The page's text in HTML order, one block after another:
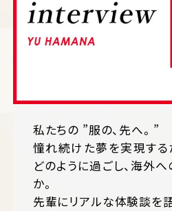
私たちの ”服の、先へ。”
憧れ続けた夢を実現する
どのように過ごし、海外
か。
先輩にリアルな体験談を